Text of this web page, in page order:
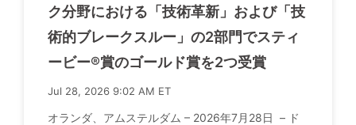
ク分野における「技術革新」および「技
術的ブレークスルー」の2部門でスティ
ービー®賞のゴールド賞を2つ受賞
Jul 28, 2026 9:02 AM ET
オランダ、アムステルダム – 2026年7月28日 – ド